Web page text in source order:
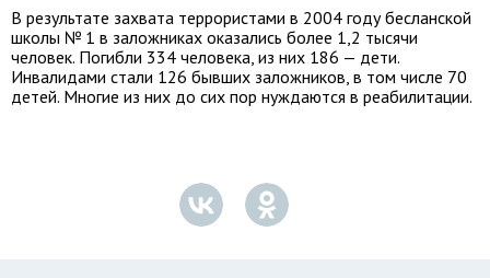
В результате захвата террористами в 2004 году бесланской
школы № 1 в заложниках оказались более 1,2 тысячи
человек. Погибли 334 человека, из них 186 — дети.
Инвалидами стали 126 бывших заложников, в том числе 70
детей. Многие из них до сих пор нуждаются в реабилитации.